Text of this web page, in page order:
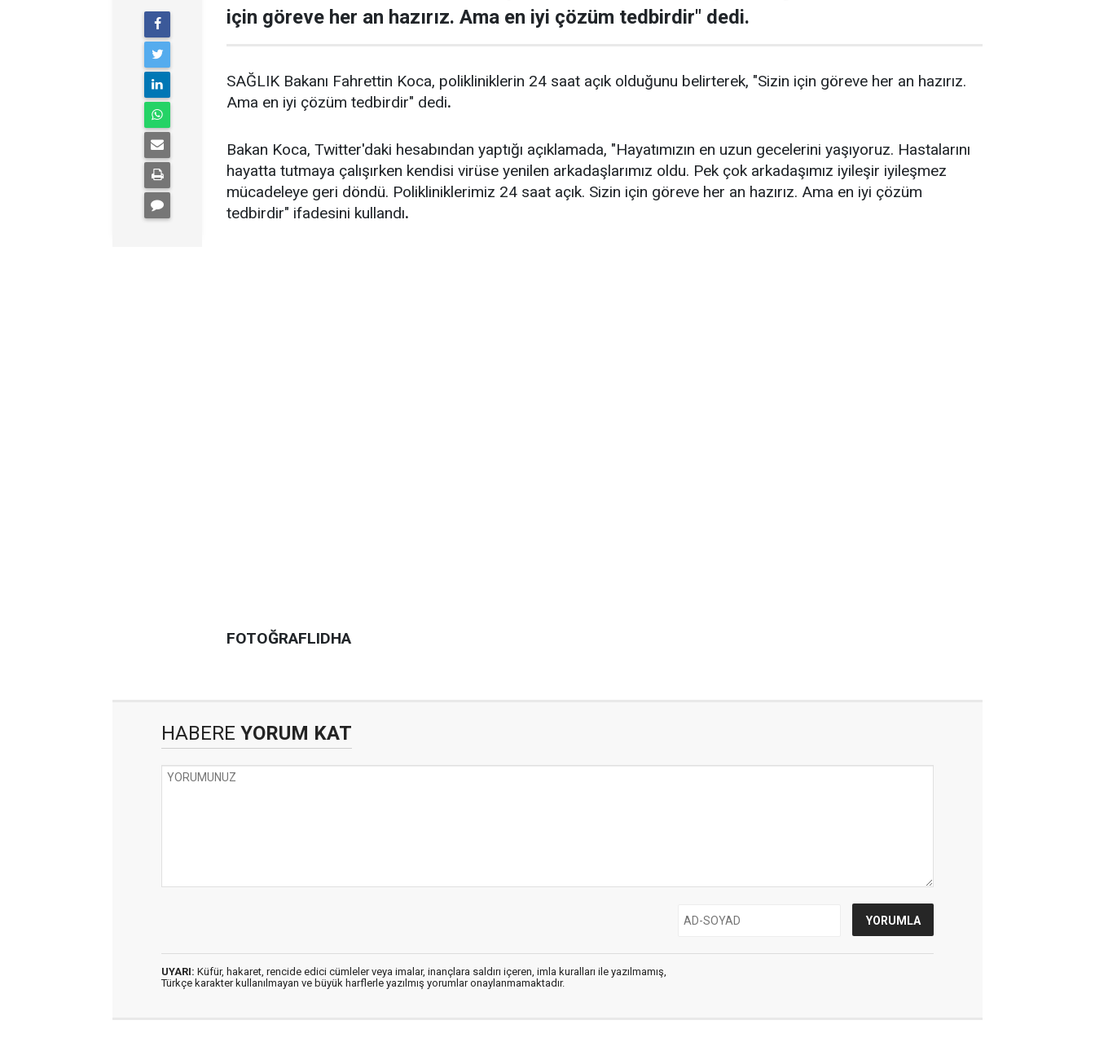
için göreve her an hazırız. Ama en iyi çözüm tedbirdir" dedi.
SAĞLIK Bakanı Fahrettin Koca, polikliniklerin 24 saat açık olduğunu belirterek, "Sizin için göreve her an hazırız.
Ama en iyi çözüm tedbirdir" dedi.
Bakan Koca, Twitter'daki hesabından yaptığı açıklamada, "Hayatımızın en uzun gecelerini yaşıyoruz. Hastalarını
hayatta tutmaya çalışırken kendisi virüse yenilen arkadaşlarımız oldu. Pek çok arkadaşımız iyileşir iyileşmez
mücadeleye geri döndü. Polikliniklerimiz 24 saat açık. Sizin için göreve her an hazırız. Ama en iyi çözüm
tedbirdir" ifadesini kullandı.
FOTOĞRAFLIDHA
HABERE YORUM KAT
UYARI: Küfür, hakaret, rencide edici cümleler veya imalar, inançlara saldırı içeren, imla kuralları ile yazılmamış,
Türkçe karakter kullanılmayan ve büyük harflerle yazılmış yorumlar onaylanmamaktadır.